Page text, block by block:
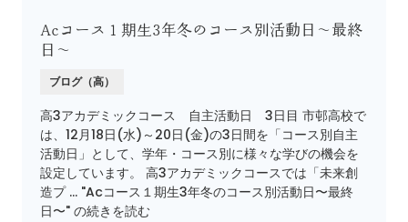
Acコース１期生3年冬のコース別活動日〜最終
日〜
ブログ（高）
高3アカデミックコース 自主活動日 3日目 市邨高校で
は、12月18日(水)～20日(金)の3日間を「コース別自主
活動日」として、学年・コース別に様々な学びの機会を
設定しています。 高3アカデミックコースでは「未来創
造プ … "Acコース１期生3年冬のコース別活動日〜最終
日〜" の続きを読む